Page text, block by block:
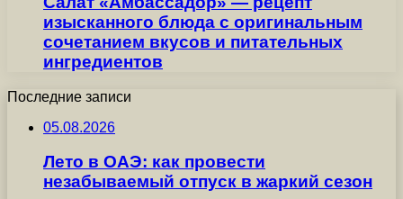
изысканного блюда с оригинальным
сочетанием вкусов и питательных
ингредиентов
Последние записи
05.08.2026
Лето в ОАЭ: как провести
незабываемый отпуск в жаркий сезон